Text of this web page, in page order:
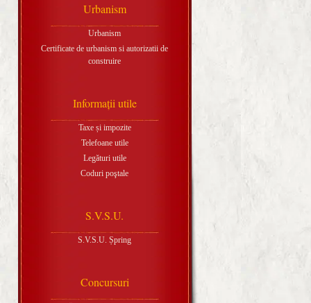
Urbanism
Urbanism
Certificate de urbanism si autorizatii de
construire
Informaţii utile
Taxe și impozite
Telefoane utile
Legături utile
Coduri poştale
S.V.S.U.
S.V.S.U. Șpring
Concursuri